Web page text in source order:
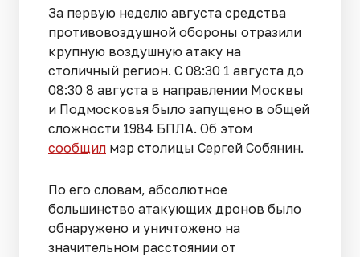
За первую неделю августа средства
противовоздушной обороны отразили
крупную воздушную атаку на
столичный регион. С 08:30 1 августа до
08:30 8 августа в направлении Москвы
и Подмосковья было запущено в общей
сложности 1984 БПЛА. Об этом
сообщил мэр столицы Сергей Собянин.
По его словам, абсолютное
большинство атакующих дронов было
обнаружено и уничтожено на
значительном расстоянии от